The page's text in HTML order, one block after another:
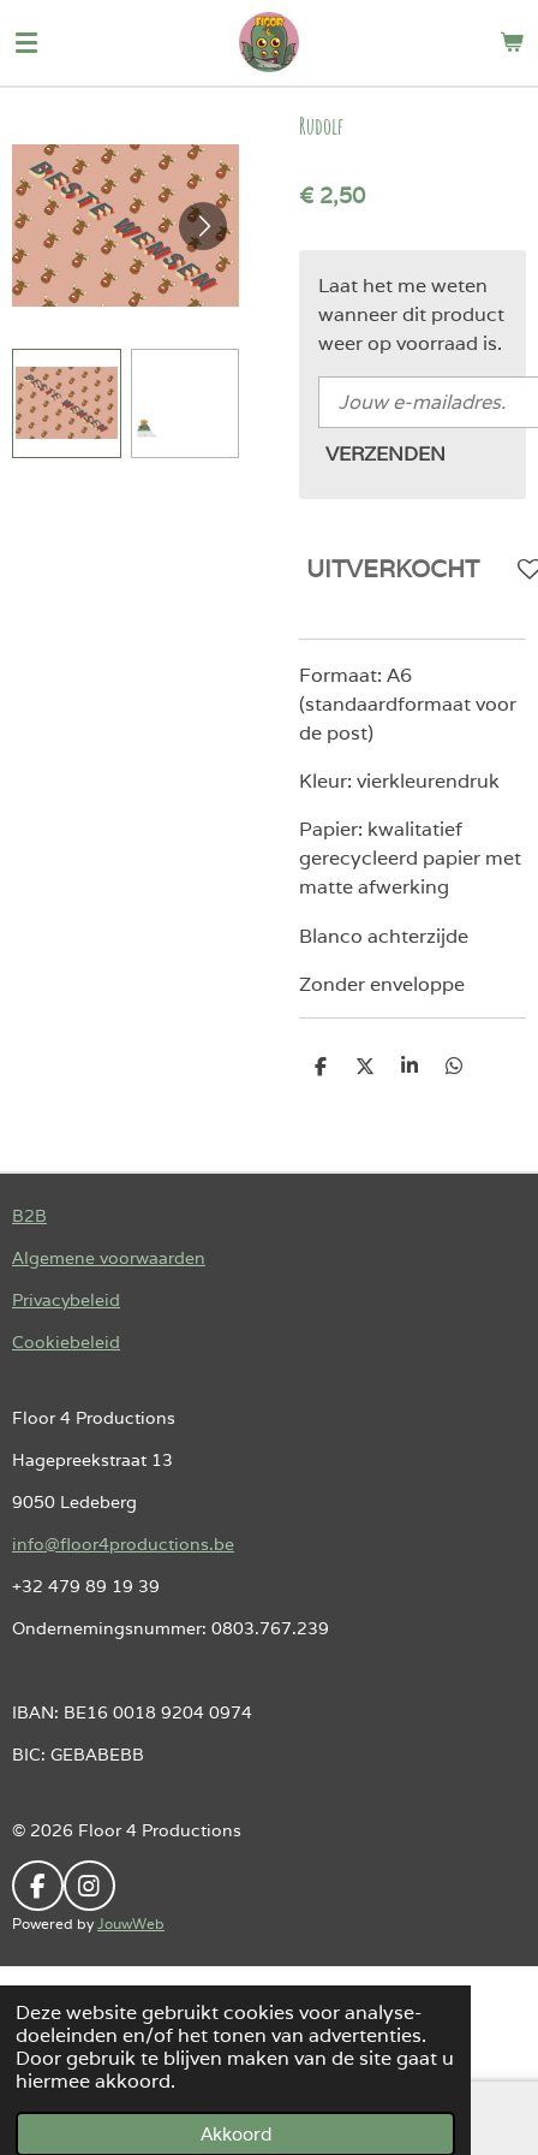
Deze website gebruikt cookies voor analyse-
doeleinden en/of het tonen van advertenties.
Door gebruik te blijven maken van de site gaat u
hiermee akkoord.
Akkoord
direct
naar
hoofdinhoud
Rudolf
€ 2,50
Laat het me weten
wanneer dit product
weer op voorraad is.
VERZENDEN
UITVERKOCHT
Formaat: A6
(standaardformaat voor
de post)
Kleur: vierkleurendruk
Papier: kwalitatief
gerecycleerd papier met
matte afwerking
Blanco achterzijde
Zonder enveloppe
D
D
S
D
B2B
Algemene voorwaarden
Privacybeleid
Cookiebeleid
Floor 4 Productions
Hagepreekstraat 13
9050 Ledeberg
info@floor4productions.be
+32 479 89 19 39
Ondernemingsnummer: 0803.767.239
IBAN: BE16 0018 9204 0974
BIC: GEBABEBB
© 2026 Floor 4 Productions
F
A
E
B
O
O
K
I
N
S
T
A
G
R
A
M
Powered byJouwWeb